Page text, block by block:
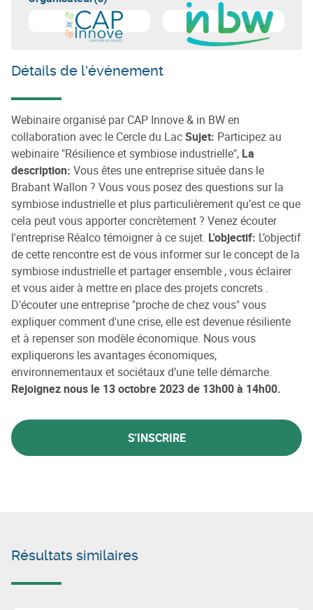
En savoir plus sur
En savoir plus sur
Détails de l'événement
Webinaire organisé par CAP Innove & in BW en
collaboration avec le Cercle du LacSujet: Participez au
webinaire "Résilience et symbiose industrielle", La
description: Vous êtes une entreprise située dans le
Brabant Wallon ? Vous vous posez des questions sur la
symbiose industrielle et plus particulièrement qu’est ce que
cela peut vous apporter concrètement ? Venez écouter
l'entreprise Réalco témoigner à ce sujet. L'objectif: L’objectif
de cette rencontre est de vous informer sur le concept de la
symbiose industrielle et partager ensemble , vous éclairer
et vous aider à mettre en place des projets concrets .
D'écouter une entreprise "proche de chez vous" vous
expliquer comment d'une crise, elle est devenue résiliente
et à repenser son modèle économique. Nous vous
expliquerons les avantages économiques,
environnementaux et sociétaux d’une telle démarche.
Rejoignez nous le 13 octobre 2023 de 13h00 à 14h00.
S'INSCRIRE
Résultats similaires